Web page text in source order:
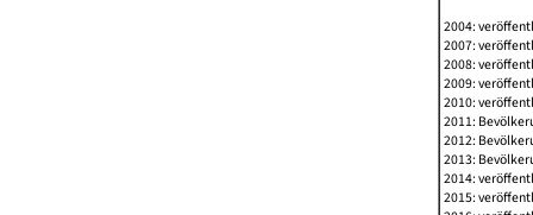
2004:
2007:
2008:
2009:
2010:
2011:
2012:
2013:
2014:
2015: